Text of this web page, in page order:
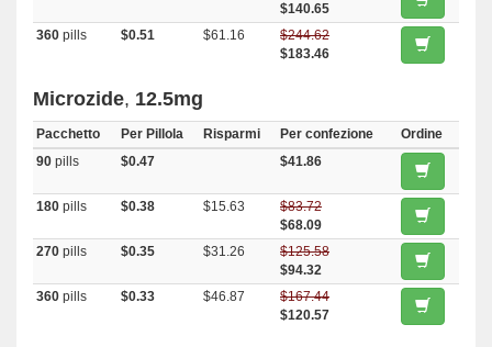
$140.65
360 pills $0.51 $61.16
$244.62
$183.46
Microzide, 12.5mg
Pacchetto Per Pillola Risparmi Per confezione
Ordine
90 pills $0.47 $41.86
180 pills $0.38 $15.63
$83.72
$68.09
270 pills $0.35 $31.26
$125.58
$94.32
360 pills $0.33 $46.87
$167.44
$120.57